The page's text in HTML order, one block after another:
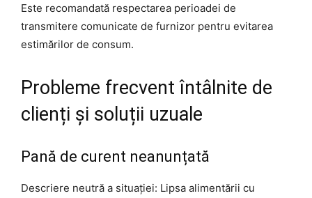
Este recomandată respectarea perioadei de
transmitere comunicate de furnizor pentru evitarea
estimărilor de consum.
Probleme frecvent întâlnite de
clienți și soluții uzuale
Pană de curent neanunțată
Descriere neutră a situației: Lipsa alimentării cu